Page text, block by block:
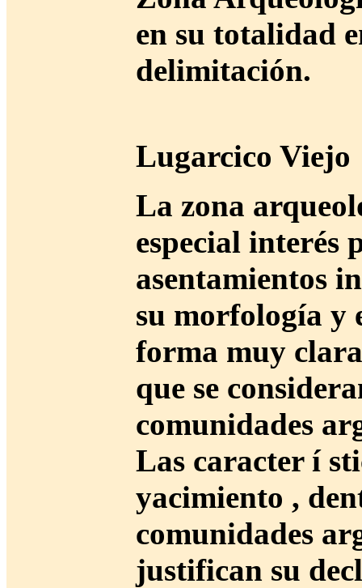
en su totalidad
delimitación.
Lugarcico Viejo
La zona
especial interés
asentamientos
su morfología y
forma muy
que se
comunidades
Las caracter í
yacimiento ,
comunidades
justifican su